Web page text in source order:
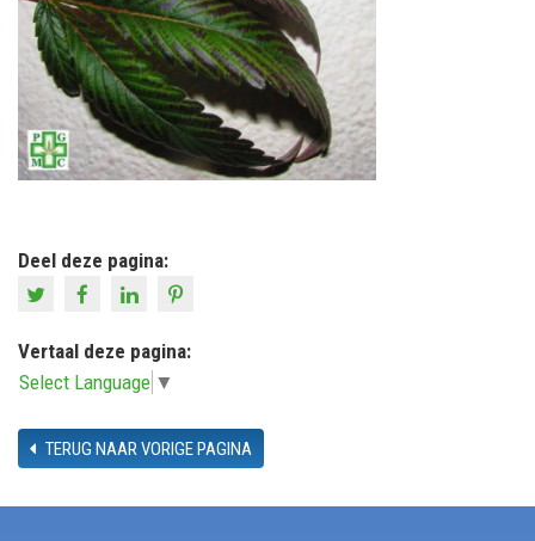
Deel deze pagina:
Vertaal deze pagina:
Select Language ▼
TERUG NAAR VORIGE PAGINA